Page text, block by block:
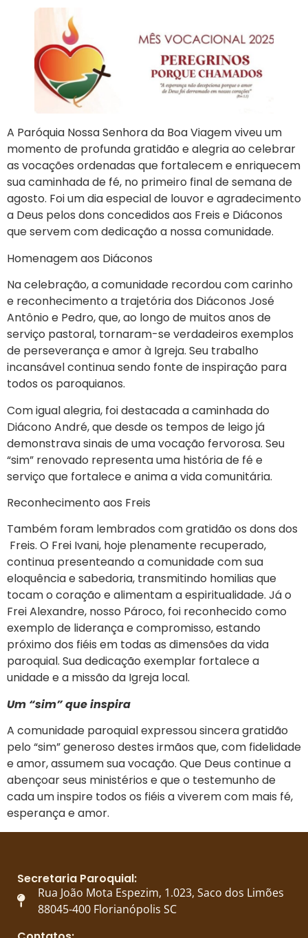
A Paróquia Nossa Senhora da Boa Viagem viveu um
momento de profunda gratidão e alegria ao celebrar
as vocações ordenadas que fortalecem e enriquecem
sua caminhada de fé, no primeiro final de semana de
agosto. Foi um dia especial de louvor e agradecimento
a Deus pelos dons concedidos aos Freis e Diáconos
que servem com dedicação a nossa comunidade.
Homenagem aos Diáconos
Na celebração, a comunidade recordou com carinho
e reconhecimento a trajetória dos Diáconos José
Antônio e Pedro, que, ao longo de muitos anos de
serviço pastoral, tornaram-se verdadeiros exemplos
de perseverança e amor à Igreja. Seu trabalho
incansável continua sendo fonte de inspiração para
todos os paroquianos.
Com igual alegria, foi destacada a caminhada do
Diácono André, que desde os tempos de leigo já
demonstrava sinais de uma vocação fervorosa. Seu
“sim” renovado representa uma história de fé e
serviço que fortalece e anima a vida comunitária.
Reconhecimento aos Freis
Também foram lembrados com gratidão os dons dos
Freis. O Frei Ivani, hoje plenamente recuperado,
continua presenteando a comunidade com sua
eloquência e sabedoria, transmitindo homilias que
tocam o coração e alimentam a espiritualidade. Já o
Frei Alexandre, nosso Pároco, foi reconhecido como
exemplo de liderança e compromisso, estando
próximo dos fiéis em todas as dimensões da vida
paroquial. Sua dedicação exemplar fortalece a
unidade e a missão da Igreja local.
Um “sim” que inspira
A comunidade paroquial expressou sincera gratidão
pelo “sim” generoso destes irmãos que, com fidelidade
e amor, assumem sua vocação. Que Deus continue a
abençoar seus ministérios e que o testemunho de
cada um inspire todos os fiéis a viverem com mais fé,
esperança e amor.
Secretaria Paroquial:
Rua João Mota Espezim, 1.023, Saco dos Limões
88045-400 Florianópolis SC